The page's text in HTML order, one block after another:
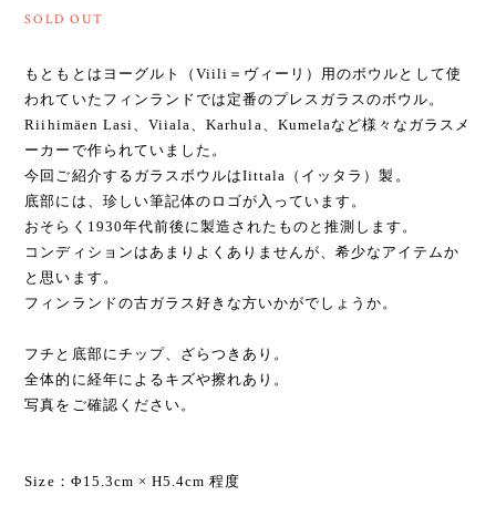
SOLD OUT
もともとはヨーグルト（Viili＝ヴィーリ）用のボウルとして使
われていたフィンランドでは定番のプレスガラスのボウル。
Riihimäen Lasi、Viiala、Karhula、Kumelaなど様々なガラスメ
ーカーで作られていました。
今回ご紹介するガラスボウルはIittala（イッタラ）製。
底部には、珍しい筆記体のロゴが入っています。
おそらく1930年代前後に製造されたものと推測します。
コンディションはあまりよくありませんが、希少なアイテムか
と思います。
フィンランドの古ガラス好きな方いかがでしょうか。
フチと底部にチップ、ざらつきあり。
全体的に経年によるキズや擦れあり。
写真をご確認ください。
Size：Φ15.3cm × H5.4cm 程度